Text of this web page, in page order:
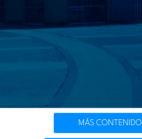
MÁS CONTENIDO